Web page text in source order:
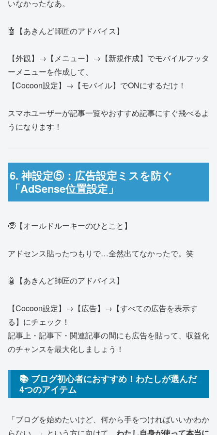
いなかったなあ。
🤖【あきんど師匠のアドバイス】
【外観】→【メニュー】→【新規作成】でモバイルフッタ
ーメニューを作成して、
【Cocoon設定】→【モバイル】でONにするだけ！
スマホユーザーが記事一覧やおすすめ記事にすぐ飛べるよ
うになります！
6. 神設定⑤：広告設定ミスを防ぐ
「AdSense位置設定」
🧓【オールドルーキーのひとこと】
アドセンス貼ったつもりで…全然出てなかったで。笑
🤖【あきんど師匠のアドバイス】
【Cocoon設定】→【広告】→【すべての広告を表示す
る】にチェック！
記事上・記事下・関連記事の間にも広告を貼って、収益化
のチャンスを最大化しましょう！
📚 ブログ初心者におすすめ！わたしが選んだ
4つのアイテム
「ブログを始めたいけど、何から手をつければいいかわか
らない…」という方に向けて、 わたし自身が使って本当に